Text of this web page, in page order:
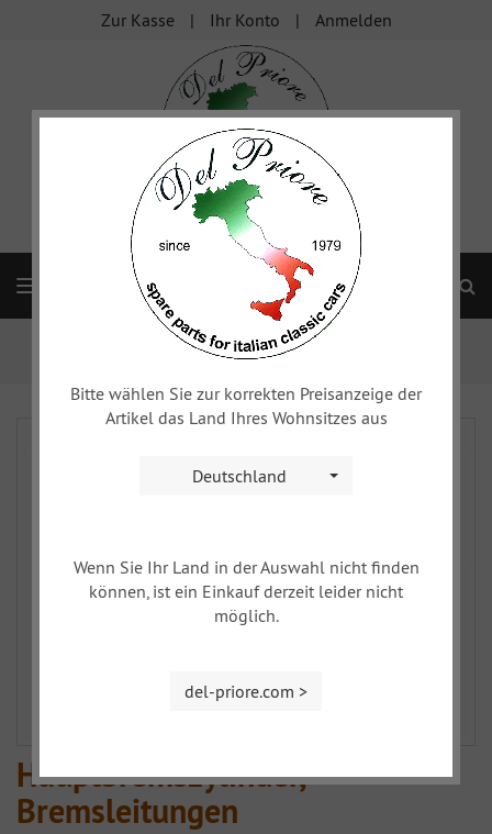
Zur Kasse Ihr Konto Anmelden
Bremsanlage
Hauptbremszylinder, Bremsleitungen
Hauptbremszylinder,
Bremsleitungen
Bitte wählen Sie zur korrekten Preisanzeige der
Artikel das Land Ihres Wohnsitzes aus
Deutschland
Wenn Sie Ihr Land in der Auswahl nicht finden
können, ist ein Einkauf derzeit leider nicht
möglich.
del-priore.com >